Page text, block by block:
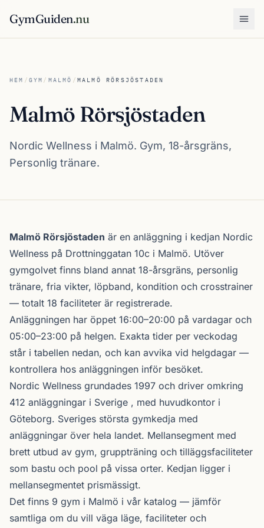
GymGuiden.nu
HEM / GYM / MALMÖ / MALMÖ RÖRSJÖSTADEN
Malmö Rörsjöstaden
Nordic Wellness i Malmö. Gym, 18-årsgräns,
Personlig tränare.
Om Malmö Rörsjöstaden
Malmö Rörsjöstaden är en anläggning i kedjan Nordic
Wellness på Drottninggatan 10c i Malmö. Utöver
gymgolvet finns bland annat 18-årsgräns, personlig
tränare, fria vikter, löpband, kondition och crosstrainer
— totalt 18 faciliteter är registrerade.
Anläggningen har öppet 16:00–20:00 på vardagar och
05:00–23:00 på helgen. Exakta tider per veckodag
står i tabellen nedan, och kan avvika vid helgdagar —
kontrollera hos anläggningen inför besöket.
Nordic Wellness grundades 1997 och driver omkring
412 anläggningar i Sverige , med huvudkontor i
Göteborg. Sveriges största gymkedja med
anläggningar över hela landet. Mellansegment med
brett utbud av gym, gruppträning och tilläggsfaciliteter
som bastu och pool på vissa orter. Kedjan ligger i
mellansegmentet prismässigt.
Det finns 9 gym i Malmö i vår katalog — jämför
samtliga om du vill väga läge, faciliteter och